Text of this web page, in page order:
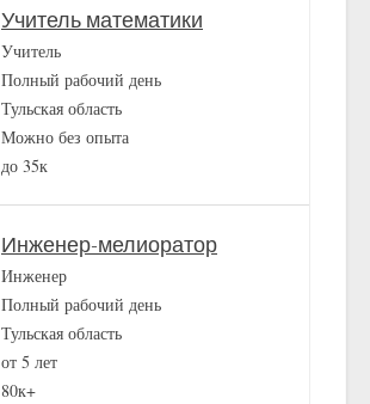
Учитель математики
Учитель
Полный рабочий день
Тульская область
Можно без опыта
до 35к
Инженер-мелиоратор
Инженер
Полный рабочий день
Тульская область
от 5 лет
80к+